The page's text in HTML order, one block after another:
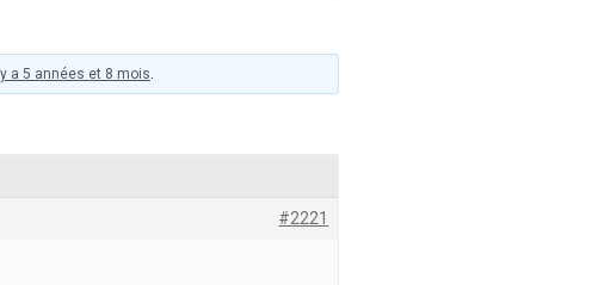
a 5 années et 8 mois.
#2221